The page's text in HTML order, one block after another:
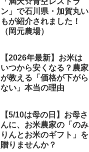
ン」で石川県・加賀丸い
もが紹介されました！
（岡元農場）
【2026年最新】お米は
いつから安くなる？農家
が教える「価格が下がら
ない」本当の理由
【5/10は母の日】お母さ
んに、お米農家の「のみ
りんとお米のギフト」を
贈りませんか？